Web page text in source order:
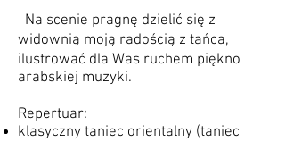
Na scenie pragnę dzielić się z
widownią moją radością z tańca,
ilustrować dla Was ruchem piękno
arabskiej muzyki.
Repertuar:
klasyczny taniec orientalny (taniec